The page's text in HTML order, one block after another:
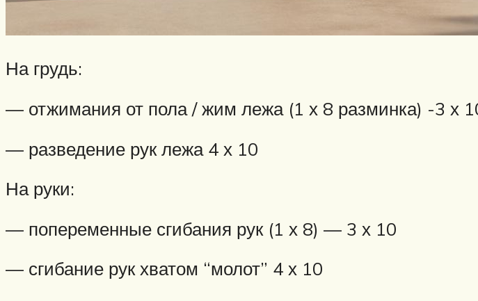
На грудь:
— отжимания от пола / жим лежа (1 х 8 разминка) -3 х
— разведение рук лежа 4 х 10
На руки:
— попеременные сгибания рук (1 х 8) — 3 х 10
— сгибание рук хватом “молот” 4 х 10